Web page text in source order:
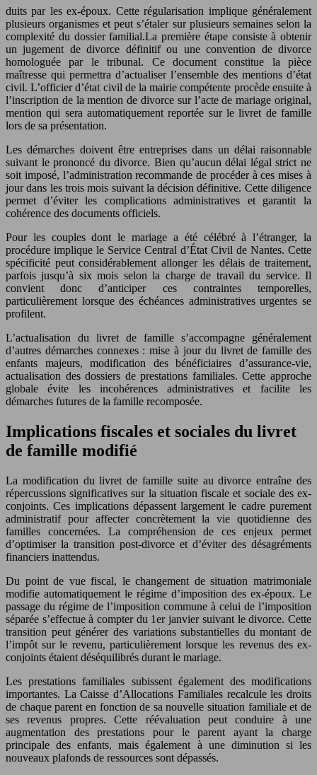
duits par les ex-époux. Cette régularisation implique généralement
plusieurs organismes et peut s’étaler sur plusieurs semaines selon la
complexité du dossier familial.La première étape consiste à obtenir
un jugement de divorce définitif ou une convention de divorce
homologuée par le tribunal. Ce document constitue la pièce
maîtresse qui permettra d’actualiser l’ensemble des mentions d’état
civil. L’officier d’état civil de la mairie compétente procède ensuite à
l’inscription de la mention de divorce sur l’acte de mariage original,
mention qui sera automatiquement reportée sur le livret de famille
lors de sa présentation.
Les démarches doivent être entreprises dans un délai raisonnable
suivant le prononcé du divorce. Bien qu’aucun délai légal strict ne
soit imposé, l’administration recommande de procéder à ces mises à
jour dans les trois mois suivant la décision définitive. Cette diligence
permet d’éviter les complications administratives et garantit la
cohérence des documents officiels.
Pour les couples dont le mariage a été célébré à l’étranger, la
procédure implique le Service Central d’État Civil de Nantes. Cette
spécificité peut considérablement allonger les délais de traitement,
parfois jusqu’à six mois selon la charge de travail du service. Il
convient donc d’anticiper ces contraintes temporelles,
particulièrement lorsque des échéances administratives urgentes se
profilent.
L’actualisation du livret de famille s’accompagne généralement
d’autres démarches connexes : mise à jour du livret de famille des
enfants majeurs, modification des bénéficiaires d’assurance-vie,
actualisation des dossiers de prestations familiales. Cette approche
globale évite les incohérences administratives et facilite les
démarches futures de la famille recomposée.
Implications fiscales et sociales du livret
de famille modifié
La modification du livret de famille suite au divorce entraîne des
répercussions significatives sur la situation fiscale et sociale des ex-
conjoints. Ces implications dépassent largement le cadre purement
administratif pour affecter concrètement la vie quotidienne des
familles concernées. La compréhension de ces enjeux permet
d’optimiser la transition post-divorce et d’éviter des désagréments
financiers inattendus.
Du point de vue fiscal, le changement de situation matrimoniale
modifie automatiquement le régime d’imposition des ex-époux. Le
passage du régime de l’imposition commune à celui de l’imposition
séparée s’effectue à compter du 1er janvier suivant le divorce. Cette
transition peut générer des variations substantielles du montant de
l’impôt sur le revenu, particulièrement lorsque les revenus des ex-
conjoints étaient déséquilibrés durant le mariage.
Les prestations familiales subissent également des modifications
importantes. La Caisse d’Allocations Familiales recalcule les droits
de chaque parent en fonction de sa nouvelle situation familiale et de
ses revenus propres. Cette réévaluation peut conduire à une
augmentation des prestations pour le parent ayant la charge
principale des enfants, mais également à une diminution si les
nouveaux plafonds de ressources sont dépassés.